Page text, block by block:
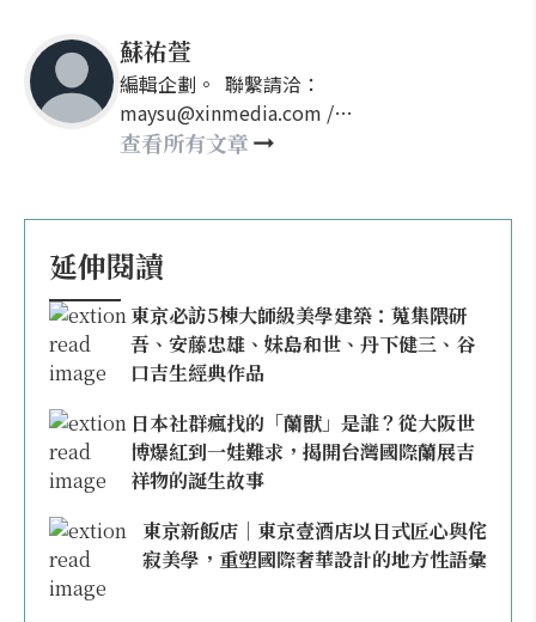
蘇祐萱
編輯企劃。 聯繫請洽：
maysu@xinmedia.com /
may860527@gmail.com
查看所有文章
延伸閱讀
東京必訪5棟大師級美學建築：蒐集隈研
吾、安藤忠雄、妹島和世、丹下健三、谷
口吉生經典作品
日本社群瘋找的「蘭獸」是誰？從大阪世
博爆紅到一娃難求，揭開台灣國際蘭展吉
祥物的誕生故事
東京新飯店｜東京壹酒店以日式匠心與侘
寂美學，重塑國際奢華設計的地方性語彙